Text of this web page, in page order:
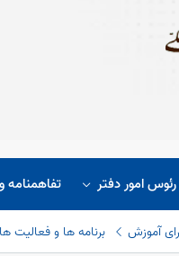
امور دفتر
آموزش برنامه ها و فعالیت